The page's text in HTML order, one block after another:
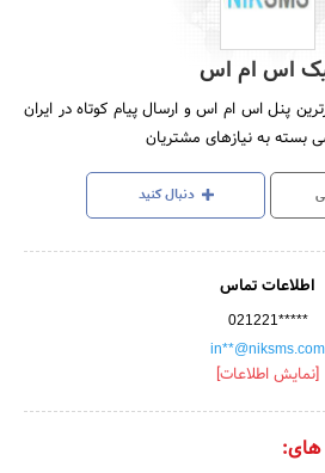
اس ام اس
پنل اس ام اس و ارسال پیام کوتاه در ایران
بسته به نیازهای مشتریان
دنبال کنید
اطلاعات تماس
021221*****
in**@niksms.com
[نمایش اطلاعات]